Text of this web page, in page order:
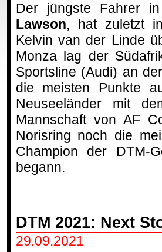
Der jüngste Fahrer
Lawson, hat zuletzt
Kelvin van der Linde
Monza lag der
Sportsline (Audi) an
die meisten Punkte
Neuseeländer mit
Mannschaft von AF
Norisring noch die
Champion der DTM-
begann.
DTM 2021: Next
29.09.2021